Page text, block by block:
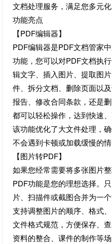
文档处理服务，满足您多元化
功能亮点
【PDF编辑器】
PDF编辑器是PDF文档管家
功能，您可以对PDF文档执
辑文字、插入图片、提取图
件、拆分文档、删除页面以
报告、修改合同条款，还是
都可以轻松操作，达到快速
该功能优化了大文件处理，
不会遇到卡顿或加载缓慢的
【图片转PDF】
如果您经常需要将多张图片
PDF功能是您的理想选择。
片、扫描件或截图合并为一
支持调整图片的顺序、格式
文件格式规范，方便保存、
资料的整合、课件的制作等场